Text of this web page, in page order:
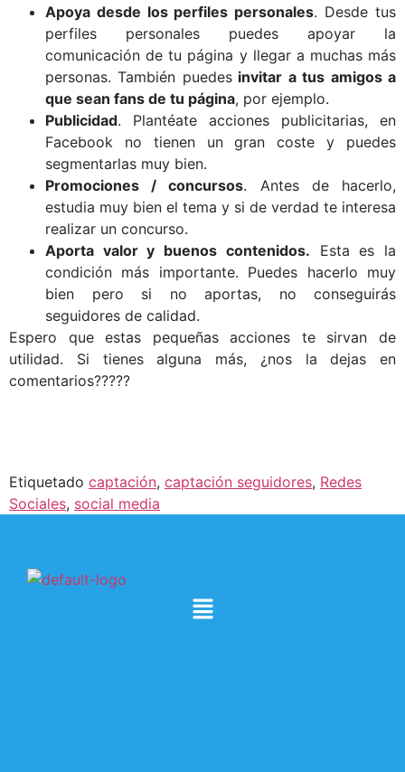
Apoya desde los perfiles personales. Desde tus
perfiles personales puedes apoyar la
comunicación de tu página y llegar a muchas más
personas. También puedesinvitar a tus amigos a
que sean fans de tu página, por ejemplo.
Publicidad. Plantéate acciones publicitarias, en
Facebook no tienen un gran coste y puedes
segmentarlas muy bien.
Promociones / concursos. Antes de hacerlo,
estudia muy bien el tema y si de verdad te interesa
realizar un concurso.
Aporta valor y buenos contenidos. Esta es la
condición más importante. Puedes hacerlo muy
bien pero si no aportas, no conseguirás
seguidores de calidad.
Espero que estas pequeñas acciones te sirvan de
utilidad. Si tienes alguna más, ¿nos la dejas en
comentarios?????
Etiquetado captación, captación seguidores, Redes
Sociales, social media